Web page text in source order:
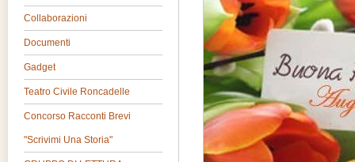
Collaborazioni
Documenti
Gadget
Teatro Civile Roncadelle
Concorso Racconti Brevi
"Scrivimi Una Storia"